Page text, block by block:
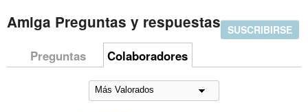
Amiga Preguntas y respuestas SUSCRIBIRSE
Preguntas Colaboradores